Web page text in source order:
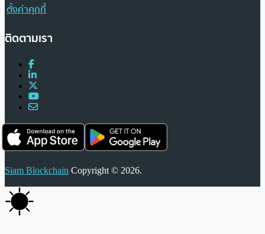
ตั้งค่าคุกกี้
ติดตามเรา
Siam Blockchain Copyright © 2026.